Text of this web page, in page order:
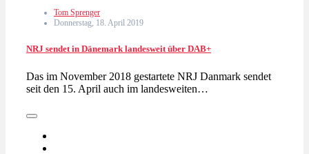
Tom Sprenger
Donnerstag, 18. April 2019
NRJ sendet in Dänemark landesweit über DAB+
Das im November 2018 gestartete NRJ Danmark sendet
seit den 15. April auch im landesweiten…